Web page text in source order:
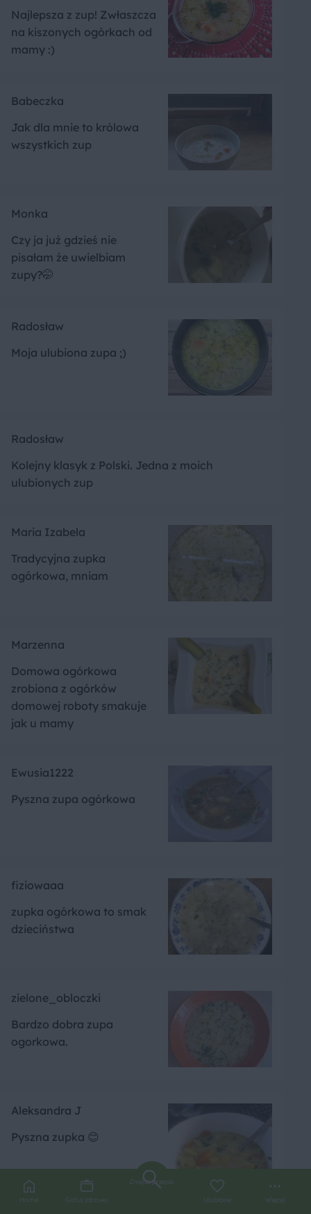
Home Gotuj zdrowo
Znajdź przepis
Ulubione Więcej
Najlepsza z zup! Zwłaszcza
na kiszonych ogórkach od
mamy :)
Babeczka
Jak dla mnie to królowa
wszystkich zup
Monka
Czy ja już gdzieś nie
pisałam że uwielbiam
zupy?🤭
Radosław
Moja ulubiona zupa ;)
Radosław
Kolejny klasyk z Polski. Jedna z moich
ulubionych zup
Maria Izabela
Tradycyjna zupka
ogórkowa, mniam
Marzenna
Domowa ogórkowa
zrobiona z ogórków
domowej roboty smakuje
jak u mamy
Ewusia1222
Pyszna zupa ogórkowa
fiziowaaa
zupka ogórkowa to smak
dzieciństwa
zielone_obloczki
Bardzo dobra zupa
ogorkowa.
Aleksandra J
Pyszna zupka 😊